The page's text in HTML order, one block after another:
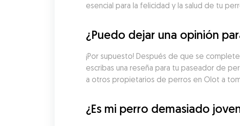
esencial para la felicidad y la salud de tu
¿Puedo dejar una opinión
¡Por supuesto! Después de que se
escribas una reseña para tu paseador de
a otros propietarios de perros en Olot a
¿Es mi perro demasiado